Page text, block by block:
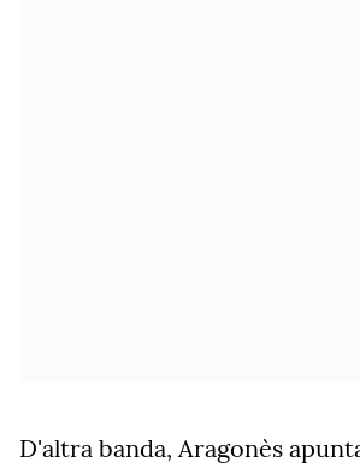
D'altra banda, Aragonès